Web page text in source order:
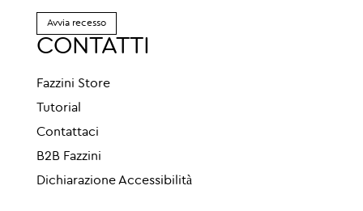
Avvia recesso
CONTATTI
Fazzini Store
Tutorial
Contattaci
B2B Fazzini
Dichiarazione Accessibilità